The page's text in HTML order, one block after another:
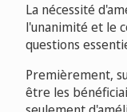
La nécessité
l'unanimité et le
questions
Premièrement,
être les